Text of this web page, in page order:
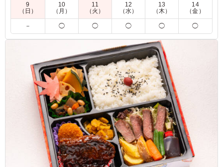
メインのみならず副菜も美味しく、充実しており大変好評
でした！ ご飯やおかずの量も適当でよかったです。 手拭
きも割り箸も、蓋の内袋に入っており、事前準備が不必要
なのは大変ありがたいです。
ご利用シーン：懇親会›懇親会
福岡県福岡市中央区渡辺通2026/07/30
9
（日）
10
（月）
11
（火）
12
（水）
13
（木）
14
（金）
－ ◯ ◯ ◯ ◯ ◯